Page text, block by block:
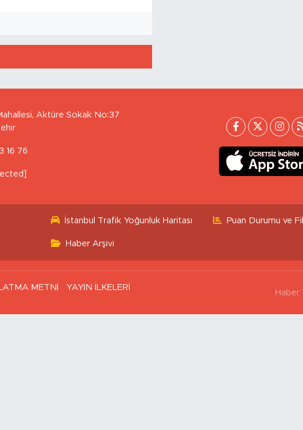
Aktüre Sokak No:37
16 76
İstanbul Trafik Yoğunluk Haritası Puan Durumu ve
Haber Arşivi
METNİ YAYIN İLKELERİ
Haber